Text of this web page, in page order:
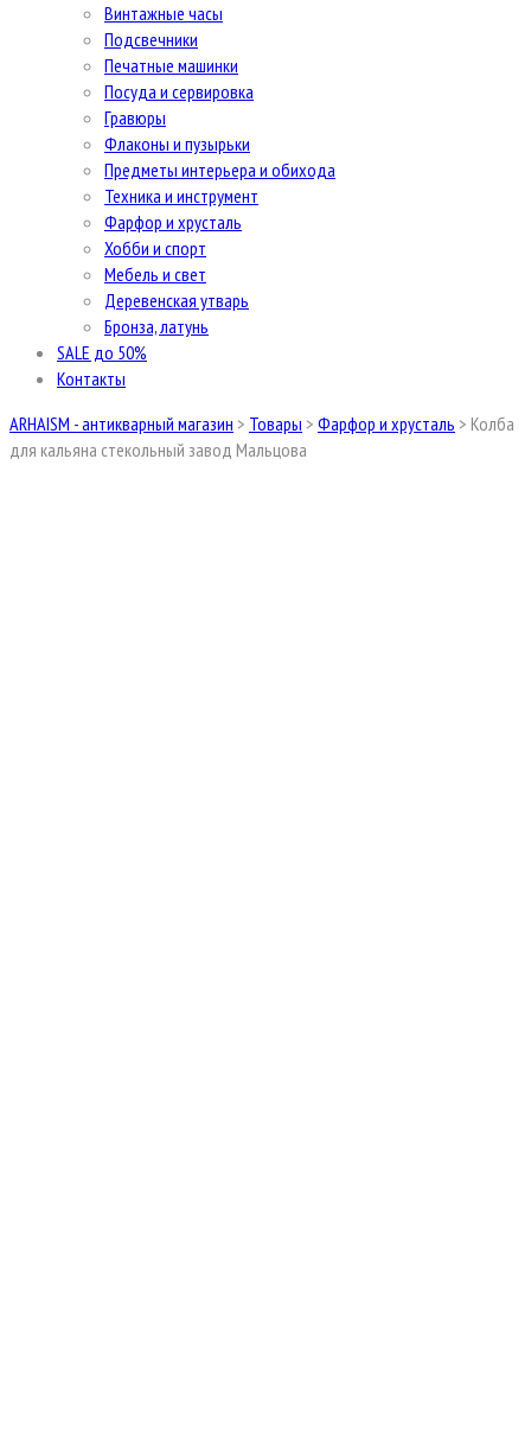
Винтажные часы
Подсвечники
Печатные машинки
Посуда и сервировка
Гравюры
Флаконы и пузырьки
Предметы интерьера и обихода
Техника и инструмент
Фарфор и хрусталь
Хобби и спорт
Мебель и свет
Деревенская утварь
Бронза, латунь
SALE до 50%
Контакты
ARHAISM - антикварный магазин > Товары > Фарфор и хрусталь > Колба
для кальяна стекольный завод Мальцова